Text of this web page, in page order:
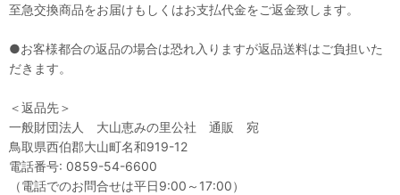
至急交換商品をお届けもしくはお支払代金をご返金致します。
●お客様都合の返品の場合は恐れ入りますが返品送料はご負担いた
だきます。
＜返品先＞
一般財団法人 大山恵みの里公社 通販 宛
鳥取県西伯郡大山町名和919-12
電話番号: 0859-54-6600
（電話でのお問合せは平日9:00～17:00）